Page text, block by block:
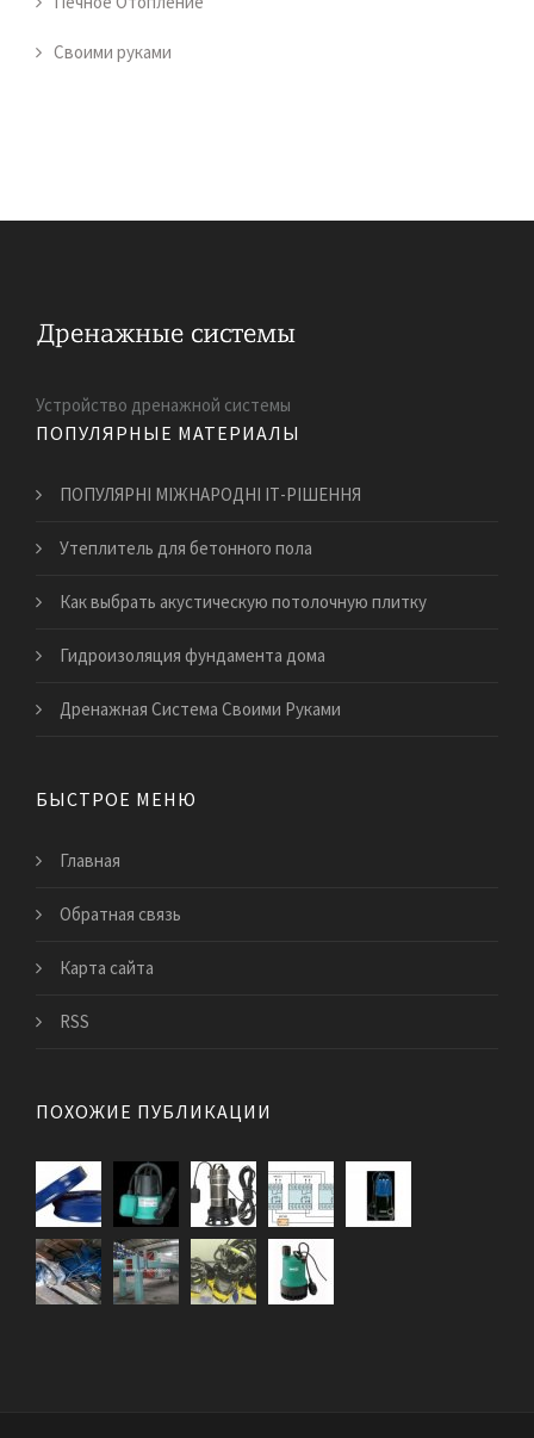
Своими руками
Устройство дренажной системы
ПОПУЛЯРНЫЕ МАТЕРИАЛЫ
ПОПУЛЯРНІ МІЖНАРОДНІ ІТ-РІШЕННЯ
Утеплитель для бетонного пола
Как выбрать акустическую потолочную плитку
Гидроизоляция фундамента дома
Дренажная Система Своими Руками
БЫСТРОЕ МЕНЮ
Главная
Обратная связь
Карта сайта
RSS
ПОХОЖИЕ ПУБЛИКАЦИИ